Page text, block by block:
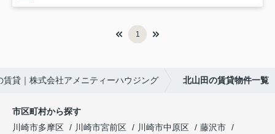
1
賃貸｜株式会社アメニティーハウジング 北山田の賃貸物件一覧
市区町村から探す
川崎市多摩区
川崎市宮前区 川崎市中原区
藤沢市